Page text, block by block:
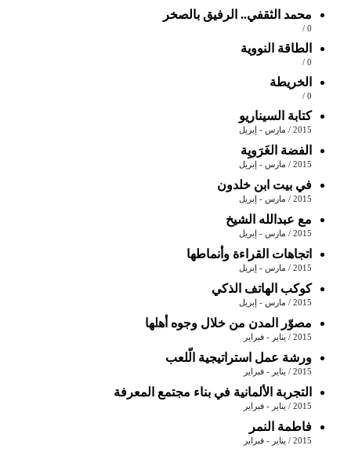
محمد الثقفي.. الرفيق بالصخر
0 /
الطاقة النووية
0 /
الخريطة
0 /
كتابة السيناريو
2015 / مارس - إبريل
الفضة الغَرَويِة
2015 / مارس - إبريل
في بيت ابن خلدون
2015 / مارس - إبريل
مع عبدالله الشيخ
2015 / مارس - إبريل
اتجاهات القراءة وأنماطها
2015 / مارس - إبريل
كوكب الهاتف الذكي
2015 / مارس - إبريل
مصوّر المدن من خلال وجوه أهلها
2015 / يناير - فبراير
ورشة عمل استراتيجية الّلعب
2015 / يناير - فبراير
التجربة الألمانية في بناء مجتمع المعرفة
2015 / يناير - فبراير
فاطمة النمر
2015 / يناير - فبراير